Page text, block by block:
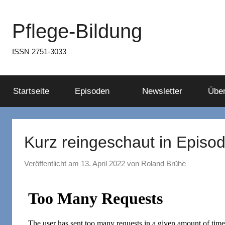
springenPflege-Bildung
ISSN 2751-3033
Startseite Episoden Newsletter
Kurz reingeschaut in
Veröffentlicht am 13. April 2022 von Roland Brühe